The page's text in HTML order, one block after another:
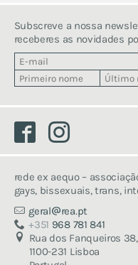
Facebook
rede ex aequo –
gays, bissexuais, trans,
geral
rea.pt
+351 968 781 841
Rua dos Fanqueiros
1100-231 Lisboa
Subscreve a nossa
receberes as novidades